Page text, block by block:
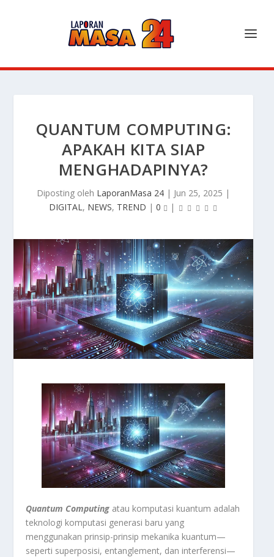
QUANTUM COMPUTING:
APAKAH KITA SIAP
MENGHADAPINYA?
Diposting oleh LaporanMasa 24 | Jun 25, 2025 |
DIGITAL, NEWS, TREND | 0 |
Quantum Computing atau komputasi kuantum adalah
teknologi komputasi generasi baru yang
menggunakan prinsip-prinsip mekanika kuantum—
seperti superposisi, entanglement, dan interferensi—